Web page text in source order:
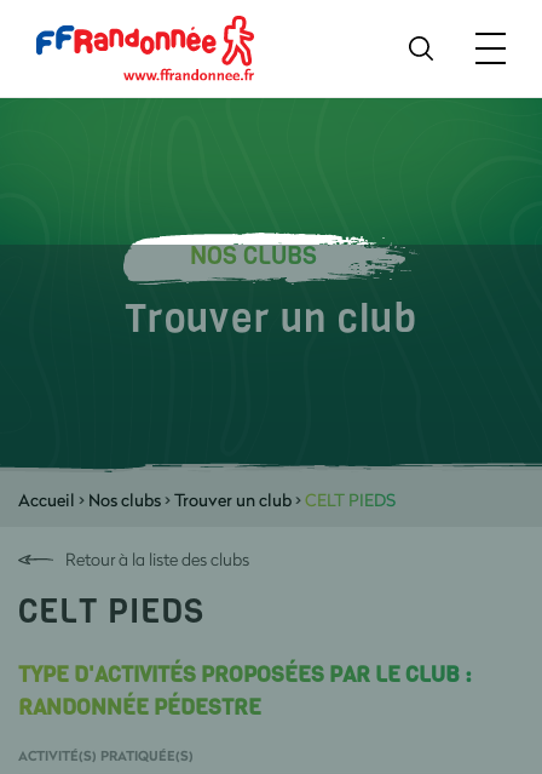
NOS CLUBS
Trouver un club
Accueil > Nos clubs>Trouver un club>CELT PIEDS
Retour à la liste des clubs
CELT PIEDS
TYPE D'ACTIVITÉS PROPOSÉES PAR LE CLUB :
RANDONNÉE PÉDESTRE
ACTIVITÉ(S) PRATIQUÉE(S)